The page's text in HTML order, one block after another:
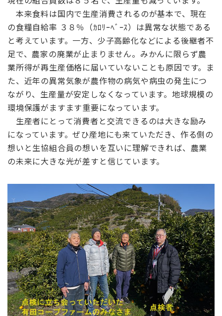
本来食料は国内で生産消費されるのが基本で、現在
の食糧自給率 ３８％（ｶﾛﾘｰﾍﾞｰｽ）は異常な状態である
と考えています。一方、少子高齢化などによる後継者不
足で、農家の廃業が止まりません。みかんに限らず農
業所得が再生産価格に届いていないことも原因です。ま
た、近年の異常気象が農作物の病気や病虫の発生につ
ながり、生産量が安定しなくなっています。地球規模の
環境保護がますます重要になっています。
生産者にとって消費者と交流できるのは大きな励み
になっています。ぜひ産地にも来ていただき、作る側の
想いと生協組合員の想いを互いに理解できれば、農業
の未来に大きな光が差すと信じています。